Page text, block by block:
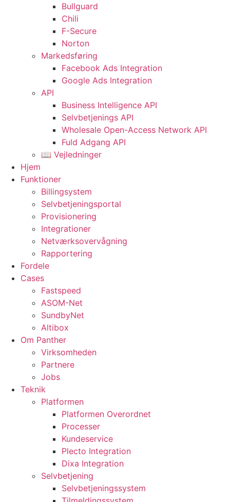
Bullguard
Chili
F-Secure
Norton
Markedsføring
Facebook Ads Integration
Google Ads Integration
API
Business Intelligence API
Selvbetjenings API
Wholesale Open-Access Network API
Fuld Adgang API
📖 Vejledninger
Hjem
Funktioner
Billingsystem
Selvbetjeningsportal
Provisionering
Integrationer
Netværksovervågning
Rapportering
Fordele
Cases
Fastspeed
ASOM-Net
SundbyNet
Altibox
Om Panther
Virksomheden
Partnere
Jobs
Teknik
Platformen
Platformen Overordnet
Processer
Kundeservice
Plecto Integration
Dixa Integration
Selvbetjening
Selvbetjeningssystem